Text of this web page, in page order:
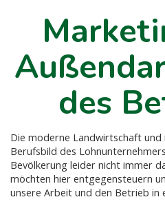
des
Die moderne Landwirtschaft und
Berufsbild des
Bevölkerung leider nicht immer
möchten hier entgegensteuern
unsere Arbeit und den Betrieb in